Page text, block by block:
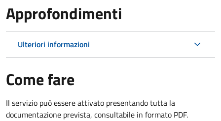
Approfondimenti
Ulteriori informazioni
Come fare
Il servizio può essere attivato presentando tutta la
documentazione prevista, consultabile in formato PDF.